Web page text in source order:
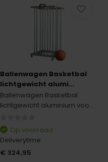
Ballenwagen Basketbal
lichtgewicht alumi...
Ballenwagen Basketbal
lichtgewicht aluminium voo...
Op voorraad
Deliverytime
€ 324,95